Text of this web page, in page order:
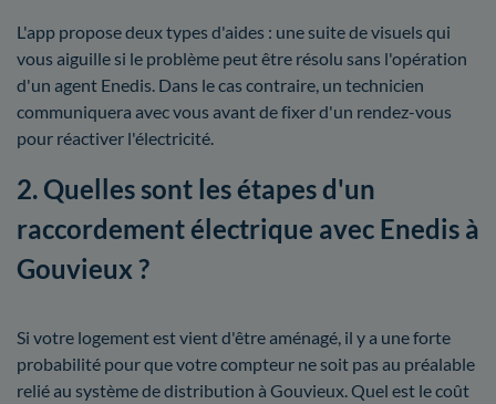
L'app propose deux types d'aides : une suite de visuels qui
vous aiguille si le problème peut être résolu sans l'opération
d'un agent Enedis. Dans le cas contraire, un technicien
communiquera avec vous avant de fixer d'un rendez-vous
pour réactiver l'électricité.
2. Quelles sont les étapes d'un
raccordement électrique avec Enedis à
Gouvieux ?
Si votre logement est vient d'être aménagé, il y a une forte
probabilité pour que votre compteur ne soit pas au préalable
relié au système de distribution à Gouvieux. Quel est le coût